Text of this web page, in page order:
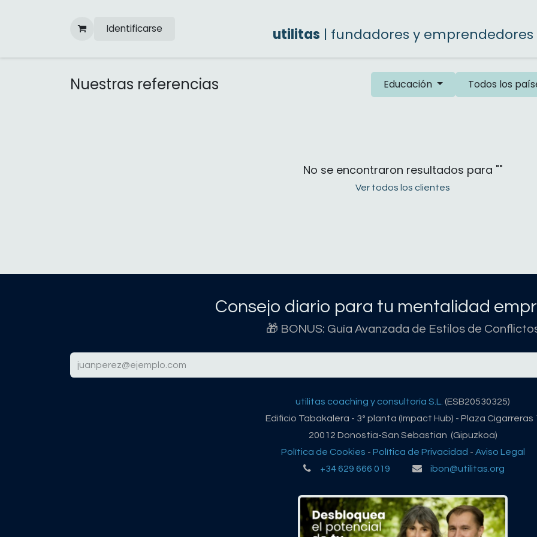
utilitas | fundadores y emprendedores
Identificarse
Nuestras referencias Educación Todos los
No se encontraron resultados para ""
Ver todos los clientes
Consejo diario para tu mentalidad
🎁 BONUS: Guía Avanzada de Estilos de
utilitas coaching y consultoría S.L.
(ESB20530325)
Edificio Tabakalera - 3º planta (Impact Hub) - Plaza Cigarreras
20012 Donostia-San Sebastian (Gipuzkoa)
Política de Cookies - Política de Privacidad - Aviso Legal
+34 629 666 019
ibon@utilitas.org